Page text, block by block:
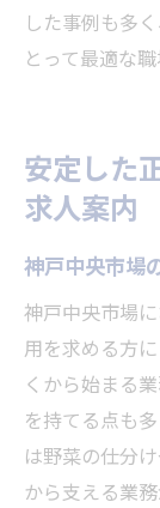
した事例も多
とって最適な
安定した
求人案内
神戸中央市場
神戸中央市場
用を求める方
くから始まる
を持てる点も
は野菜の仕分
から支える業